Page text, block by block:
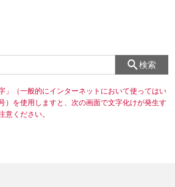
検索
」（一般的にインターネットにおいて使ってはい
）を使用しますと、次の画面で文字化けが発生す
意ください。